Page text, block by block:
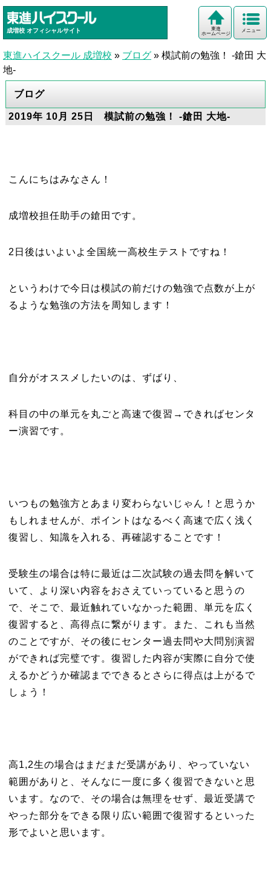
成増校 オフィシャルサイト メニュー
東進
ホームページ
東進ハイスクール 成増校 » ブログ » 模試前の勉強！ -鎗田 大
地-
ブログ
2019年 10月 25日 模試前の勉強！ -鎗田 大地-
こんにちはみなさん！
成増校担任助手の鎗田です。
2日後はいよいよ全国統一高校生テストですね！
というわけで今日は模試の前だけの勉強で点数が上が
るような勉強の方法を周知します！
自分がオススメしたいのは、ずばり、
科目の中の単元を丸ごと高速で復習→できればセンタ
ー演習です。
いつもの勉強方とあまり変わらないじゃん！と思うか
もしれませんが、ポイントはなるべく高速で広く浅く
復習し、知識を入れる、再確認することです！
受験生の場合は特に最近は二次試験の過去問を解いて
いて、より深い内容をおさえていっていると思うの
で、そこで、最近触れていなかった範囲、単元を広く
復習すると、高得点に繋がります。また、これも当然
のことですが、その後にセンター過去問や大問別演習
ができれば完璧です。復習した内容が実際に自分で使
えるかどうか確認までできるとさらに得点は上がるで
しょう！
高1,2生の場合はまだまだ受講があり、やっていない
範囲がありと、そんなに一度に多く復習できないと思
います。なので、その場合は無理をせず、最近受講で
やった部分をできる限り広い範囲で復習するといった
形でよいと思います。